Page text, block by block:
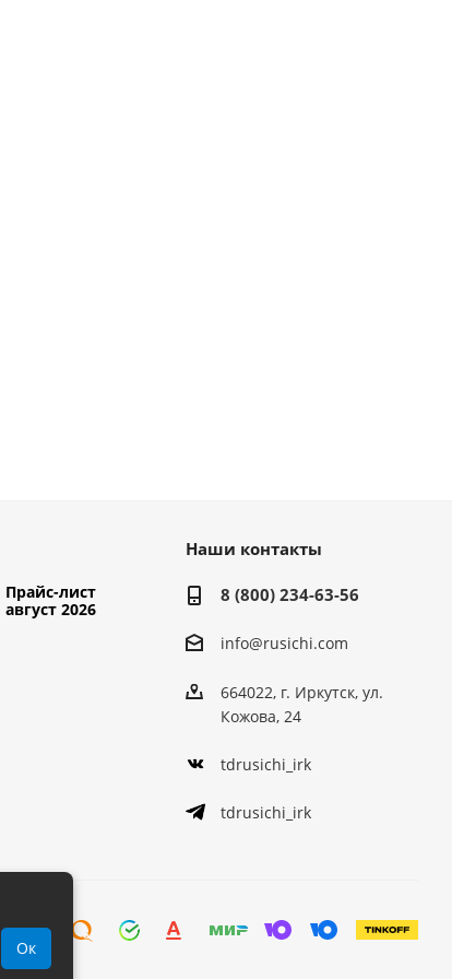
Прайс-лист
август 2026
Наши контакты
8 (800) 234-63-56
info@rusichi.com
664022, г. Иркутск, ул.
Кожова, 24
tdrusichi_irk
tdrusichi_irk
Ок